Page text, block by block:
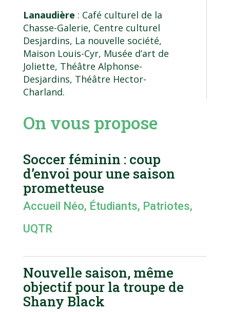
Lanaudière : Café culturel de la
Chasse-Galerie, Centre culturel
Desjardins, La nouvelle société,
Maison Louis-Cyr, Musée d’art de
Joliette, Théâtre Alphonse-
Desjardins, Théâtre Hector-
Charland.
On vous propose
Soccer féminin : coup
d’envoi pour une saison
prometteuse
Accueil Néo, Étudiants, Patriotes,
UQTR
Nouvelle saison, même
objectif pour la troupe de
Shany Black